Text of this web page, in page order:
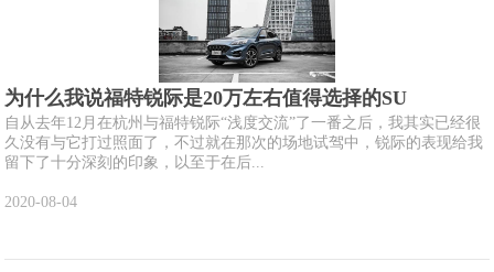
为什么我说福特锐际是20万左右值得选择的SU
自从去年12月在杭州与福特锐际“浅度交流”了一番之后，我其实已经很
久没有与它打过照面了，不过就在那次的场地试驾中，锐际的表现给我
留下了十分深刻的印象，以至于在后...
2020-08-04